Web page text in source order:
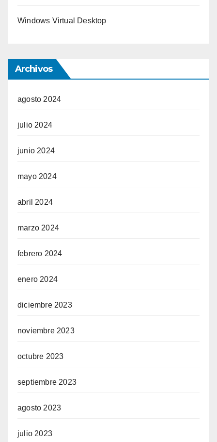
Windows Virtual Desktop
Archivos
agosto 2024
julio 2024
junio 2024
mayo 2024
abril 2024
marzo 2024
febrero 2024
enero 2024
diciembre 2023
noviembre 2023
octubre 2023
septiembre 2023
agosto 2023
julio 2023